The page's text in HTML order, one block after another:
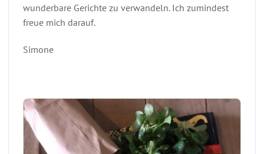
wunderbare Gerichte zu verwandeln. Ich zumindest
freue mich darauf.
Simone